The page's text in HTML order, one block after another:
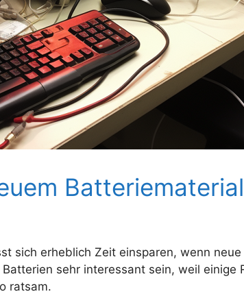
sich erheblich Zeit einsparen, wenn
sehr interessant sein, weil einige
ratsam.